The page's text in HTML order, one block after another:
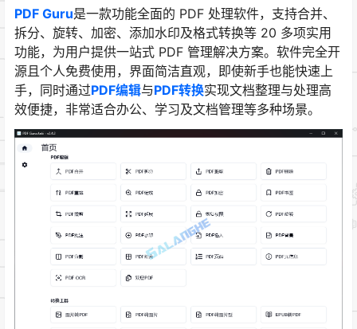
PDF Guru是一款功能全面的 PDF 处理软件，支持合并、
拆分、旋转、加密、添加水印及格式转换等 20 多项实用
功能，为用户提供一站式 PDF 管理解决方案。软件完全开
源且个人免费使用，界面简洁直观，即使新手也能快速上
手，同时通过PDF编辑与PDF转换实现文档整理与处理高
效便捷，非常适合办公、学习及文档管理等多种场景。